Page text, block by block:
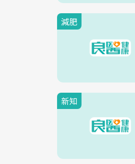
減肥
新知